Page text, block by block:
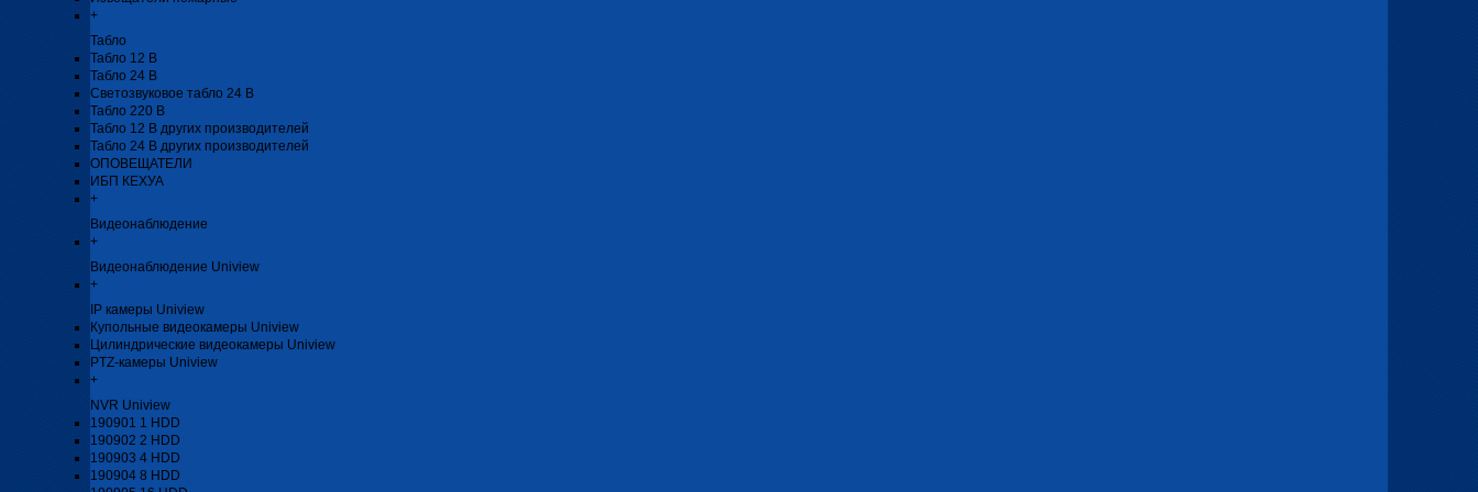
+
Табло
Табло 12 В
Табло 24 В
Светозвуковое табло 24 В
Табло 220 В
Табло 12 В других производителей
Табло 24 В других производителей
ОПОВЕЩАТЕЛИ
ИБП КЕХУА
+
Видеонаблюдение
+
Видеонаблюдение Uniview
+
IP камеры Uniview
Купольные видеокамеры Uniview
Цилиндрические видеокамеры Uniview
PTZ-камеры Uniview
+
NVR Uniview
190901 1 HDD
190902 2 HDD
190903 4 HDD
190904 8 HDD